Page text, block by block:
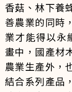
香菇、林下養
善農業的同時
業才能得以永
畫中，國產材
農業生產外，
結合系列產品